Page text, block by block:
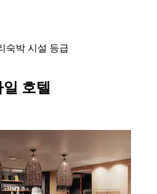
숙박 시설 등급
호텔